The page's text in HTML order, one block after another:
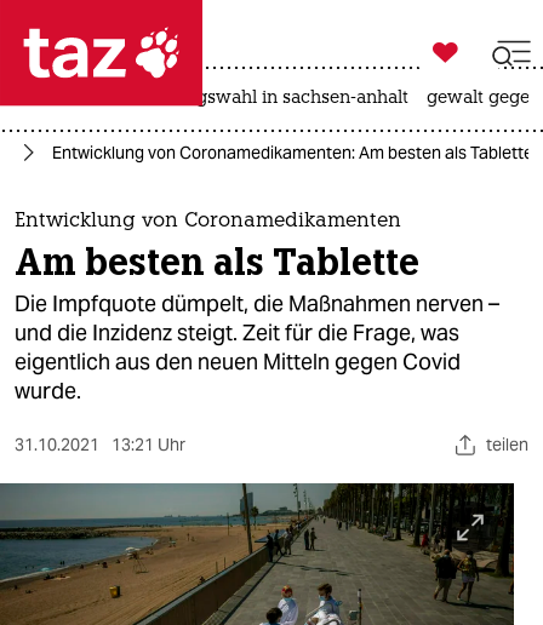
 taz zahl ich
taz zahl ich
themen
politik
öko
gesellschaft
kultur
sport
berlin
nord

taz zahl ich
landtagswahl in sachsen-anhalt gewalt
Entwicklung von Coronamedikamenten: Am besten als Tablette
Entwicklung von Coronamedikamenten
Am besten als Tablette
Die Impfquote dümpelt, die Maßnahmen nerven –
und die Inzidenz steigt. Zeit für die Frage, was
eigentlich aus den neuen Mitteln gegen Covid
wurde.
31.10.2021 13:21 Uhr teilen